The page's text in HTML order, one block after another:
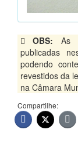
OBS: As
publicadas
podendo
revestidos da
na Câmara
Compartilhe: